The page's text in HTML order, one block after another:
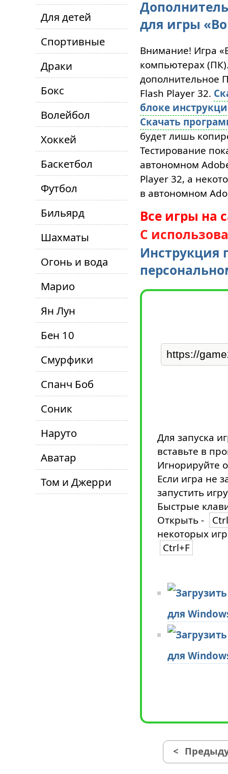
Для детей
Спортивные
Драки
Бокс
Волейбол
Хоккей
Баскетбол
Футбол
Бильярд
Шахматы
Огонь и вода
Марио
Ян Лун
Бен 10
Смурфики
Спанч Боб
Соник
Наруто
Аватар
Том и Джерри
для игры
Внимание! Игра
компьютерах
дополнительное
Flash Player 32.
блоке
Скачать
будет лишь
Тестирование
автономном
Player 32, а
в автономном
Все игры на
С
Инструкция
Для запуска
вставьте в
Игнорируйте
Если игра не
запустить
Быстрые
Открыть -
некоторых
Ctrl+F
для
для
<